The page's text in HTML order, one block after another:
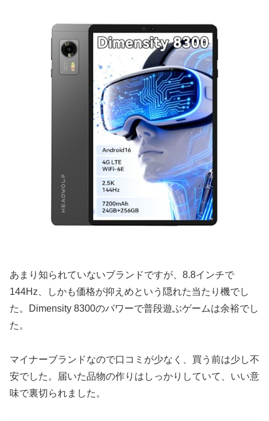
あまり知られていないブランドですが、8.8インチで
144Hz、しかも価格が抑えめという隠れた当たり機でし
た。Dimensity 8300のパワーで普段遊ぶゲームは余裕でし
た。
マイナーブランドなので口コミが少なく、買う前は少し不
安でした。届いた品物の作りはしっかりしていて、いい意
味で裏切られました。